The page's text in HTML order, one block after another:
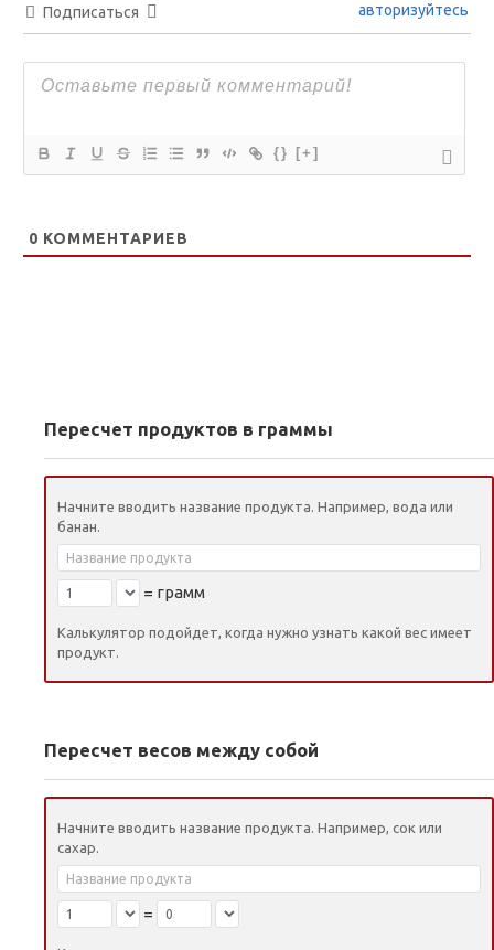
Подписаться авторизуйтесь
{} [+]
0 КОММЕНТАРИЕВ
Пересчет продуктов в граммы
Начните вводить название продукта. Например, вода или
банан.
= грамм
Калькулятор подойдет, когда нужно узнать какой вес имеет
продукт.
Пересчет весов между собой
Начните вводить название продукта. Например, сок или
сахар.
=